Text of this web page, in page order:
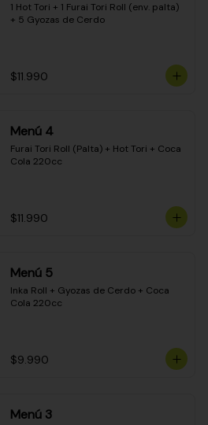
1 Hot Tori + 1 Furai Tori Roll (env. palta)
+ 5 Gyozas de Cerdo
$11.990
Menú 4
Furai Tori Roll (Palta) + Hot Tori + Coca
Cola 220cc
$11.990
Menú 5
Inka Roll + Gyozas de Cerdo + Coca
Cola 220cc
$9.990
Menú 3